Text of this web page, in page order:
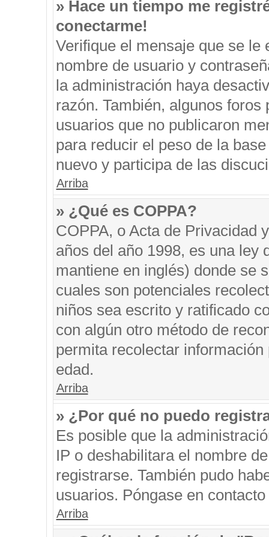
» Hace un tiempo me
conectarme!
Verifique el mensaje que se
nombre de usuario y
la administración haya
razón. También, algunos
usuarios que no publicaron
para reducir el peso de la
nuevo y participa de las
Arriba
» ¿Qué es COPPA?
COPPA, o Acta de Privacidad
años del año 1998, es una ley
mantiene en inglés) donde se
cuales son potenciales
niños sea escrito y ratificado
con algún otro método de
permita recolectar
edad.
Arriba
» ¿Por qué no puedo
Es posible que la
IP o deshabilitara el nombre
registrarse. También pudo
usuarios. Póngase en
Arriba